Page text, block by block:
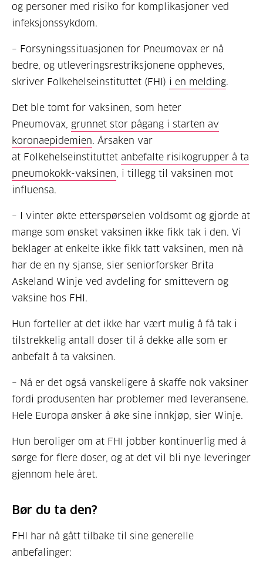
og personer med risiko for komplikasjoner ved
infeksjonssykdom.
– Forsyningssituasjonen for Pneumovax er nå
bedre, og utleveringsrestriksjonene oppheves,
skriver Folkehelseinstituttet (FHI) i en melding.
Det ble tomt for vaksinen, som heter
Pneumovax, grunnet stor pågang i starten av
koronaepidemien. Årsaken var
at Folkehelseinstituttet anbefalte risikogrupper å ta
pneumokokk-vaksinen , i tillegg til vaksinen mot
influensa.
– I vinter økte etterspørselen voldsomt og gjorde at
mange som ønsket vaksinen ikke fikk tak i den. Vi
beklager at enkelte ikke fikk tatt vaksinen, men nå
har de en ny sjanse, sier seniorforsker Brita
Askeland Winje ved avdeling for smittevern og
vaksine hos FHI.
Hun forteller at det ikke har vært mulig å få tak i
tilstrekkelig antall doser til å dekke alle som er
anbefalt å ta vaksinen.
– Nå er det også vanskeligere å skaffe nok vaksiner
fordi produsenten har problemer med leveransene.
Hele Europa ønsker å øke sine innkjøp, sier Winje.
Hun beroliger om at FHI jobber kontinuerlig med å
sørge for flere doser, og at det vil bli nye leveringer
gjennom hele året.
Bør du ta den?
FHI har nå gått tilbake til sine generelle
anbefalinger: